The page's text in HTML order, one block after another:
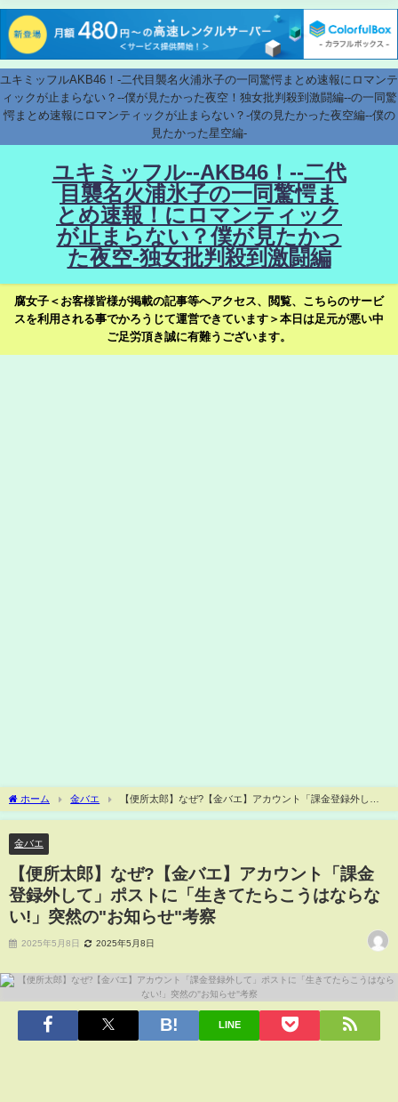
ユキミッフルAKB46！-二代目襲名火浦氷子の一同驚愕まとめ速報にロマンテ
ィックが止まらない？--僕が見たかった夜空！独女批判殺到激闘編--の一同驚
愕まとめ速報にロマンティックが止まらない？-僕の見たかった夜空編--僕の
見たかった星空編-
ユキミッフル--AKB46！--二代
目襲名火浦氷子の一同驚愕ま
とめ速報！にロマンティック
が止まらない？僕が見たかっ
た夜空-独女批判殺到激闘編
腐女子＜お客様皆様が掲載の記事等へアクセス、閲覧、こちらのサービ
スを利用される事でかろうじて運営できています＞本日は足元が悪い中
ご足労頂き誠に有難うございます。
ホーム 金バエ
【便所太郎】なぜ?【金バエ】アカウント「課金登録外し
て」ポストに「生きてたらこうはならない!」突然の"お知らせ"考察
金バエ
【便所太郎】なぜ?【金バエ】アカウント「課金
登録外して」ポストに「生きてたらこうはならな
い!」突然の"お知らせ"考察
2025年5月8日 2025年5月8日
LINE